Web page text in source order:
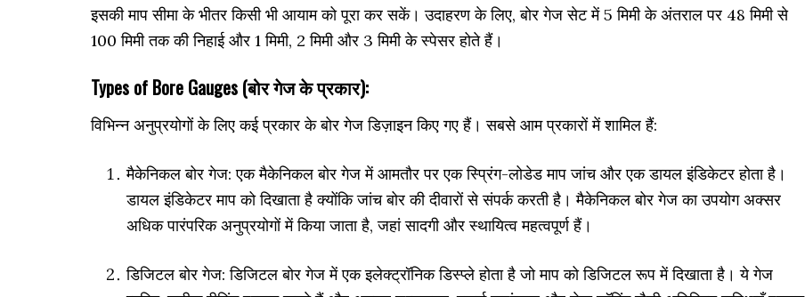
इसकी माप सीमा के भीतर किसी भी आयाम को पूरा कर सकें। उदाहरण के लिए, बोर गेज सेट में 5 मिमी के अंतराल पर 48 मिमी से
100 मिमी तक की निहाई और 1 मिमी, 2 मिमी और 3 मिमी के स्पेसर होते हैं।
Types of Bore Gauges (बोर गेज के प्रकार):
विभिन्न अनुप्रयोगों के लिए कई प्रकार के बोर गेज डिज़ाइन किए गए हैं। सबसे आम प्रकारों में शामिल हैं:
मैकेनिकल बोर गेज: एक मैकेनिकल बोर गेज में आमतौर पर एक स्प्रिंग-लोडेड माप जांच और एक डायल इंडिकेटर होता है।
डायल इंडिकेटर माप को दिखाता है क्योंकि जांच बोर की दीवारों से संपर्क करती है। मैकेनिकल बोर गेज का उपयोग अक्सर
अधिक पारंपरिक अनुप्रयोगों में किया जाता है, जहां सादगी और स्थायित्व महत्वपूर्ण हैं।
डिजिटल बोर गेज: डिजिटल बोर गेज में एक इलेक्ट्रॉनिक डिस्प्ले होता है जो माप को डिजिटल रूप में दिखाता है। ये गेज